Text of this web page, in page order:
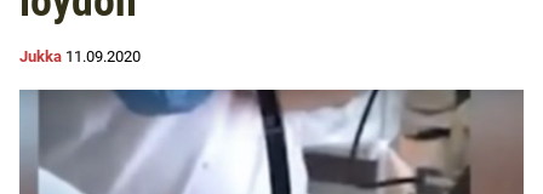
Jukka 11.09.2020